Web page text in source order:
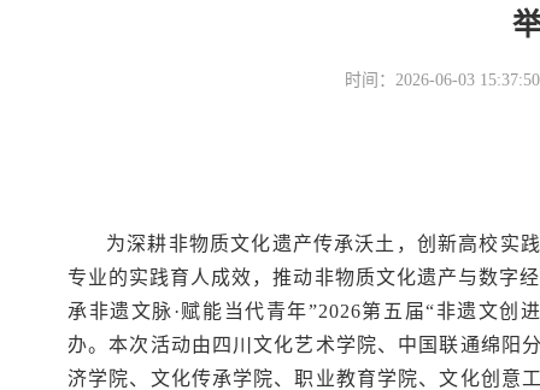
时间：2026-06-03
为深耕非物质文化遗产传承沃土，创新高校
专业的实践育人成效，推动非物质文化遗产与数字
承非遗文脉·赋能当代青年”2026第五届“非遗文创
办。本次活动由四川文化艺术学院、中国联通绵阳
济学院、文化传承学院、职业教育学院、文化创意